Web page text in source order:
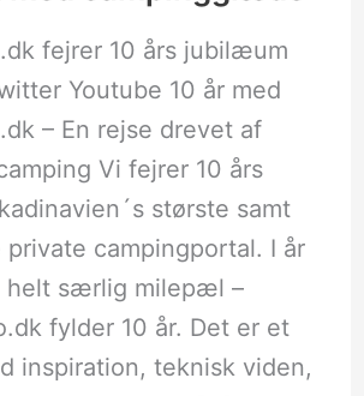
fejrer 10 års jubilæum
Youtube 10 år med
– En rejse drevet af
Vi fejrer 10 års
største samt
private campingportal. I år
helt særlig milepæl –
fylder 10 år. Det er et
inspiration, teknisk viden,